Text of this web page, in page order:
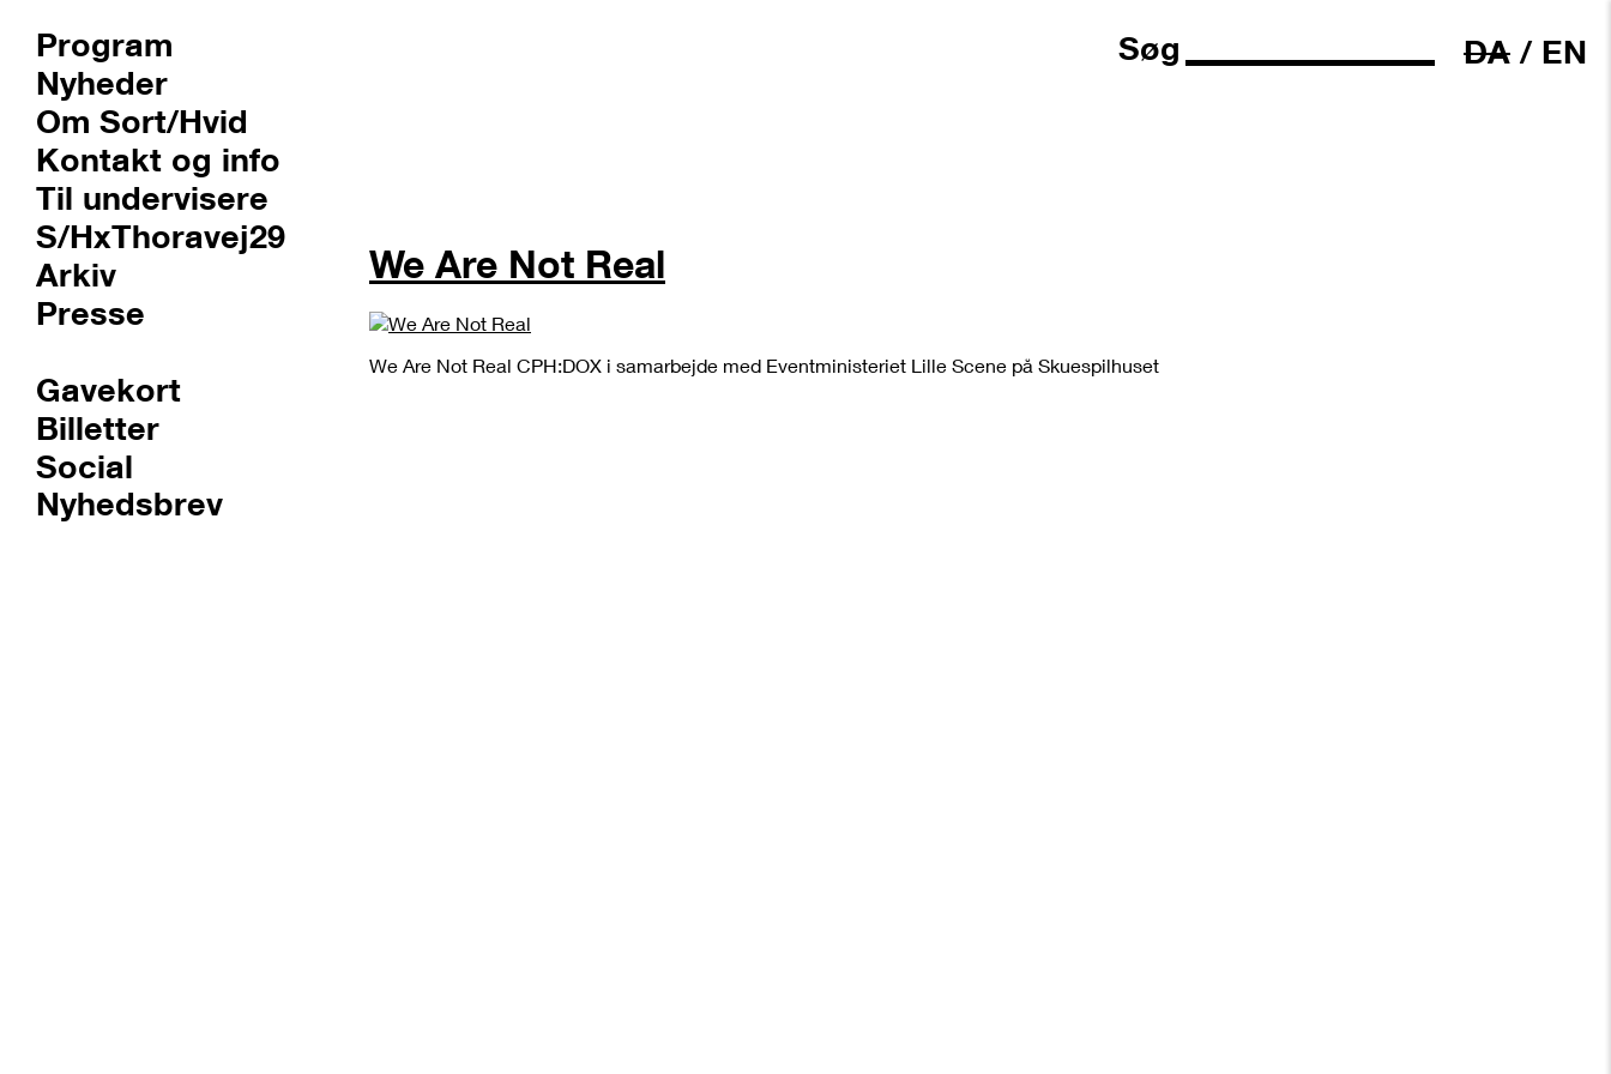
Program
Nyheder
Om Sort/Hvid
Kontakt og info
Til undervisere
S/HxThoravej29
Arkiv
Presse
Gavekort
Billetter
Social
Nyhedsbrev
Søg DA / EN
We Are Not Real
We Are Not Real CPH:DOX i samarbejde med Eventministeriet Lille Scene på Skuespilhuset